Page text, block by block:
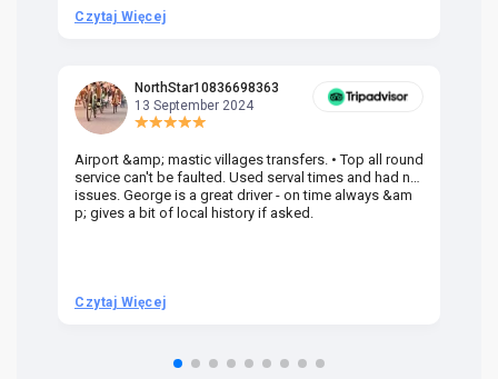
Czytaj Więcej
NorthStar10836698363
13 September 2024
Airport &amp; mastic villages transfers. • Top all round
service can't be faulted. Used serval times and had no
issues. George is a great driver - on time always &am
p; gives a bit of local history if asked.
Czytaj Więcej